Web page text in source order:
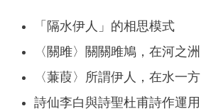
「隔水伊人」的相思模式
〈關雎〉關關雎鳩，在河之洲
〈蒹葭〉所謂伊人，在水一方
詩仙李白與詩聖杜甫詩作運用